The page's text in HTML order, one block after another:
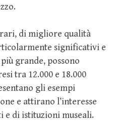
di migliore qualità
significativi e
grande, possono
tra 12.000 e 18.000
gli esempi
e attirano l’interesse
e di istituzioni museali.